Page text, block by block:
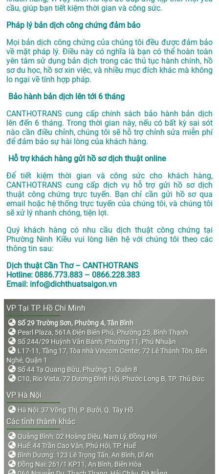
cầu, giúp bạn tiết kiệm thời gian và công sức.
Pháp lý bản dịch công chứng đảm bảo
Mọi bản dịch công chứng của chúng tôi đều được đảm bảo
về mặt pháp lý. Điều này có nghĩa là bạn có thể hoàn toàn
yên tâm sử dụng bản dịch trong các thủ tục hành chính, hồ
sơ du học, hồ sơ xin việc, và nhiều mục đích khác mà không
lo ngại về tính hợp pháp.
Bảo hành bản dịch lên tới 6 tháng
CANTHOTRANS cung cấp chính sách bảo hành bản dịch
lên đến 6 tháng. Trong thời gian này, nếu có bất kỳ sai sót
nào cần điều chỉnh, chúng tôi sẽ hỗ trợ chỉnh sửa miễn phí
để đảm bảo sự hài lòng của khách hàng.
Hỗ trợ khách hàng gửi hồ sơ dịch thuật online
Để tiết kiệm thời gian và công sức cho khách hàng,
CANTHOTRANS cung cấp dịch vụ hỗ trợ gửi hồ sơ dịch
thuật công chứng trực tuyến. Bạn chỉ cần gửi hồ sơ qua
email hoặc hệ thống trực tuyến của chúng tôi, và chúng tôi
sẽ xử lý nhanh chóng, tiện lợi.
Quý khách hàng có nhu cầu dịch thuật công chứng tại
Phường Ninh Kiều vui lòng liên hệ với chúng tôi theo các
thông tin sau:
Dịch thuật Cần Thơ – CANTHOTRANS
Hotline: 0886.773.883 – 0866.228.383
Email: info@dichthuatsaigon.vn
VP Tại TP. Hồ Chí Minh
Số 29 Trường Sơn, Phường 4, Tân Bình
Pearl Plaza, 561A Điện Biên Phủ, Phường 25, Bình Thạnh
Số 244/29 Huỳnh Văn Bánh, Phường 11, Phú Nhuận
L17-11, Tầng 17, Tòa nhà Vincom Center, 72 Lê Thánh Tôn, Bến
Nghé, Quận 1
Số 44 Tạ Quang Bửu, Phường 1, Quận 8
C10, Rio Vista, 72 Dương Đình Hội, Phước Long B, TP. Thủ Đức
VP Hà Nội
Hà Nội: 37 Võng Thị, P. Bưởi, Q. Tây Hồ
Các tỉnh thành khác
Quảng Bình: 02 Hoàng Diệu, Nam Lý, Đồng Hới
Huế: 44 Trần Cao Vân, Phú Hội, TP. Huế
Bình Dương: 123 Lê Trọng Tấn, An Bình, Dĩ An
Đồng Nai: 261/1 KP11, An Bình, Biên Hòa